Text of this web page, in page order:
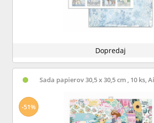
Dopredaj
Sada papierov 30,5 x 30,5 cm , 10 ks,
-51%